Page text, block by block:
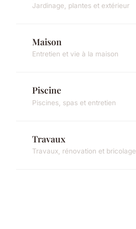
Jardinage, plantes et extérieur
Maison
Entretien et vie à la maison
Piscine
Piscines, spas et entretien
Travaux
Travaux, rénovation et bricolage